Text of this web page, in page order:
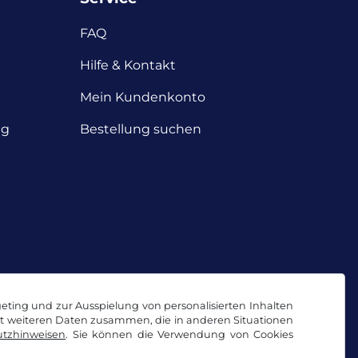
und zur Ausspielung von personalisierten Inhalten
Daten zusammen, die in anderen Situationen
. Sie können die Verwendung von Cookies
FAQ
Hilfe & Kontakt
Mein Kundenkonto
Bestellung suchen